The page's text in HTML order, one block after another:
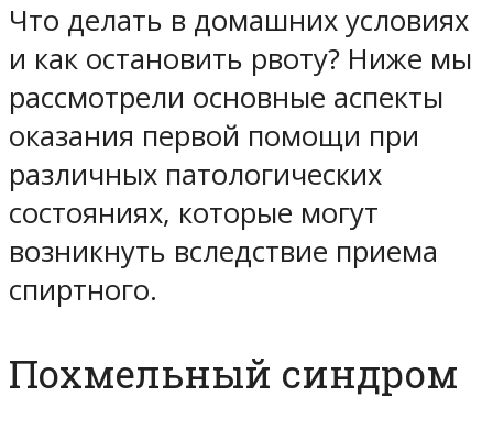
Что делать в домашних условиях
и как остановить рвоту? Ниже мы
рассмотрели основные аспекты
оказания первой помощи при
различных патологических
состояниях, которые могут
возникнуть вследствие приема
спиртного.
Похмельный синдром